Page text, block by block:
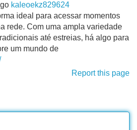
kaleoekz829624
ideal para acessar momentos
rede. Com uma ampla variedade
até estreias, há algo para
um mundo de
Report this page